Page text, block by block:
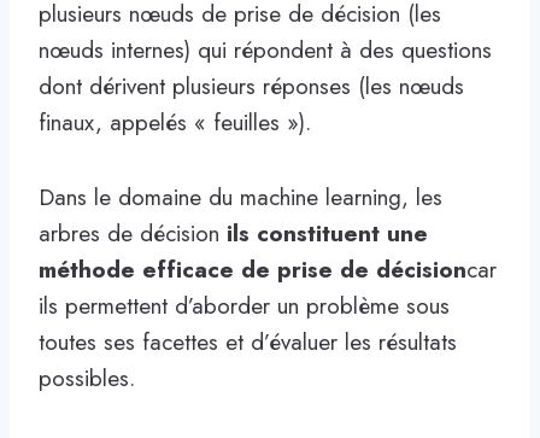
plusieurs nœuds de prise de décision (les
nœuds internes) qui répondent à des questions
dont dérivent plusieurs réponses (les nœuds
finaux, appelés « feuilles »).
Dans le domaine du machine learning, les
arbres de décision ils constituent une
méthode efficace de prise de décisioncar
ils permettent d’aborder un problème sous
toutes ses facettes et d’évaluer les résultats
possibles.